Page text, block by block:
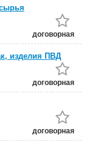
договорная
изделия ПВД
договорная
договорная